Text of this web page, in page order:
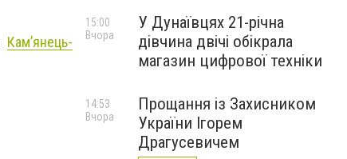
Кам’янець-
У Дунаївцях 21-річна
дівчина двічі обікрала
магазин цифрової техніки
15:00
Вчора
Прощання із Захисником
України Ігорем
Драгусевичем
14:53
Вчора